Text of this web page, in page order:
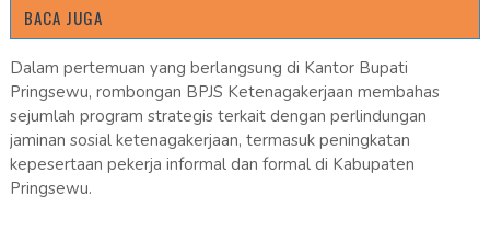
BACA JUGA
Dalam pertemuan yang berlangsung di Kantor Bupati
Pringsewu, rombongan BPJS Ketenagakerjaan membahas
sejumlah program strategis terkait dengan perlindungan
jaminan sosial ketenagakerjaan, termasuk peningkatan
kepesertaan pekerja informal dan formal di Kabupaten
Pringsewu.